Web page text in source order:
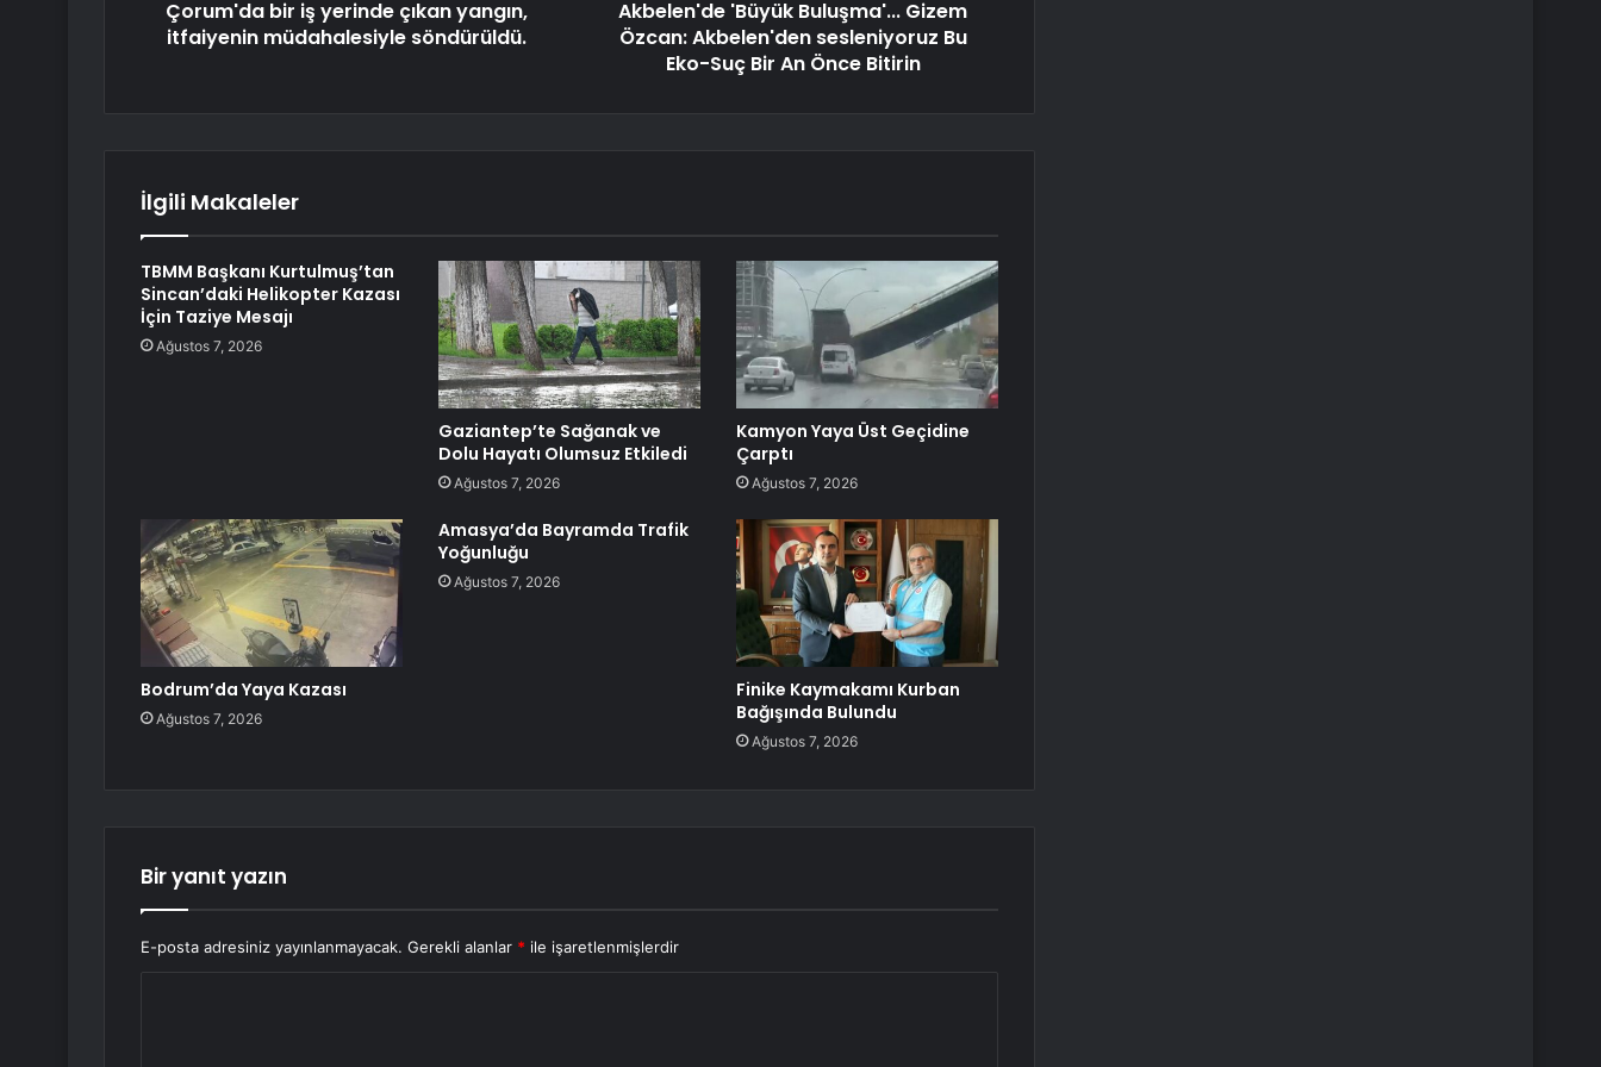
Çorum'da bir iş yerinde çıkan yangın,
itfaiyenin müdahalesiyle söndürüldü.
Akbelen'de 'Büyük Buluşma'... Gizem
Özcan: Akbelen'den sesleniyoruz Bu
Eko-Suç Bir An Önce Bitirin
İlgili Makaleler
TBMM Başkanı Kurtulmuş’tan
Sincan’daki Helikopter Kazası
İçin Taziye Mesajı
Ağustos 7, 2026
Gaziantep’te Sağanak ve
Dolu Hayatı Olumsuz Etkiledi
Ağustos 7, 2026
Kamyon Yaya Üst Geçidine
Çarptı
Ağustos 7, 2026
Bodrum’da Yaya Kazası
Ağustos 7, 2026
Amasya’da Bayramda Trafik
Yoğunluğu
Ağustos 7, 2026
Finike Kaymakamı Kurban
Bağışında Bulundu
Ağustos 7, 2026
Bir yanıt yazın
E-posta adresiniz yayınlanmayacak. Gerekli alanlar * ile işaretlenmişlerdir